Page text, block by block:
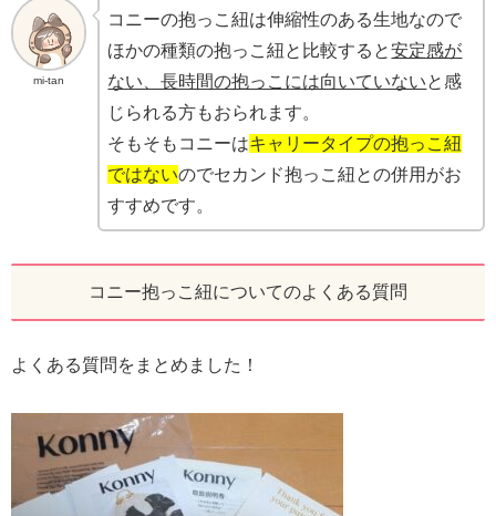
mi-tan
コニーの抱っこ紐は伸縮性のある生地なので
ほかの種類の抱っこ紐と比較すると安定感が
ない、長時間の抱っこには向いていないと感
じられる方もおられます。
そもそもコニーはキャリータイプの抱っこ紐
ではないのでセカンド抱っこ紐との併用がお
すすめです。
コニー抱っこ紐についてのよくある質問
よくある質問をまとめました！